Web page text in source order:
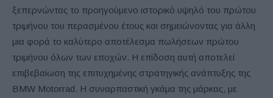
ξεπερνώντας το προηγούμενο ιστορικό υψηλό του πρώτου
τριμήνου του περασμένου έτους και σημειώνοντας για άλλη
μια φορά το καλύτερο αποτέλεσμα πωλήσεων πρώτου
τριμήνου όλων των εποχών. Η επίδοση αυτή αποτελεί
επιβεβαίωση της επιτυχημένης στρατηγικής ανάπτυξης της
BMW Motorrad. Η συναρπαστική γκάμα της μάρκας, με